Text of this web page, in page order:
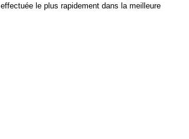
effectuée le plus rapidement dans la meilleure